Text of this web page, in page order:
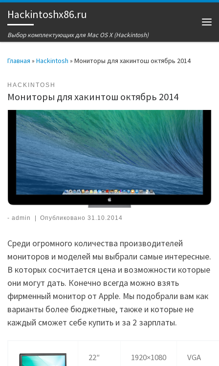
Перейти к содержимому
Hackintoshx86.ru
Выбор комплектующих для Mac OS X (Hackintosh)
Главная » Hackintosh » Мониторы для хакинтош октябрь 2014
HACKINTOSH
Мониторы для хакинтош октябрь 2014
- admin Опубликовано31.10.2014
Среди огромного количества производителей
мониторов и моделей мы выбрали самые интересные.
В которых сосчитается цена и возможности которые
они могут дать. Конечно всегда можно взять
фирменный монитор от Apple. Мы подобрали вам как
варианты более бюджетные, также и которые не
каждый сможет себе купить и за 2 зарплаты.
22″
1920×1080 VGA